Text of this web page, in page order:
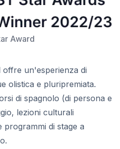
Award
offre un'esperienza di
olistica e pluripremiata.
di spagnolo (di persona e
lezioni culturali
programmi di stage a